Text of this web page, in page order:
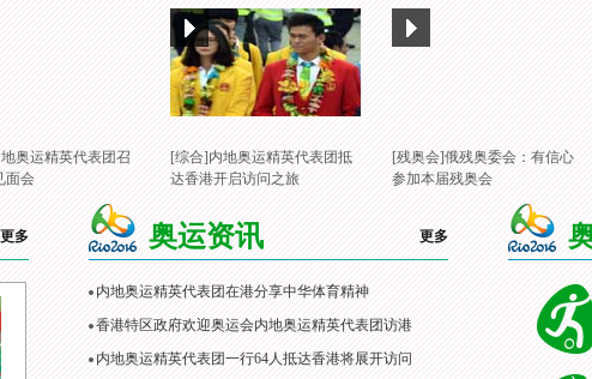
奥运精英代表团召
面会
[综合]内地奥运精英代表团抵
达香港开启访问之旅
[残奥会]俄残奥委会：有信心
参加本届残奥会
更多 奥运资讯 更多
内地奥运精英代表团在港分享中华体育精神
香港特区政府欢迎奥运会内地奥运精英代表团访港
内地奥运精英代表团一行64人抵达香港将展开访问